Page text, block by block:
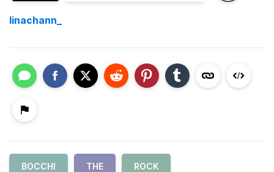
linachann_
BOCCHI THE ROCK